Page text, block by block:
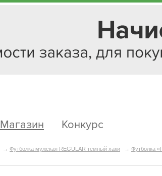
Магазин Конкурс
→ Футболка мужская REGULAR темный хаки → Футболка